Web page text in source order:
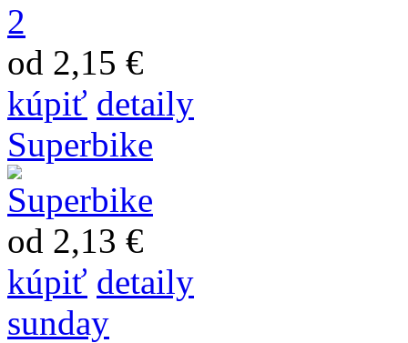
od 2,15 €
kúpiť detaily
Superbike
od 2,13 €
kúpiť detaily
sunday